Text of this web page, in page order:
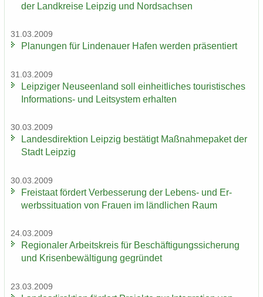
der Land­krei­se Leip­zig und Nord­sach­sen
31.03.2009
Pla­nun­gen für Lin­de­nau­er Hafen wer­den prä­sen­tiert
31.03.2009
Leip­zi­ger Neu­seen­land soll ein­heit­li­ches tou­ris­ti­sches
Informations-​ und Leit­sys­tem er­hal­ten
30.03.2009
Lan­des­di­rek­ti­on Leip­zig be­stä­tigt Maß­nah­me­pa­ket der
Stadt Leip­zig
30.03.2009
Frei­staat för­dert Ver­bes­se­rung der Lebens-​ und Er­
werbs­si­tua­ti­on von Frau­en im länd­li­chen Raum
24.03.2009
Re­gio­na­ler Ar­beits­kreis für Be­schäf­ti­gungs­si­che­rung
und Kri­sen­be­wäl­ti­gung ge­grün­det
23.03.2009